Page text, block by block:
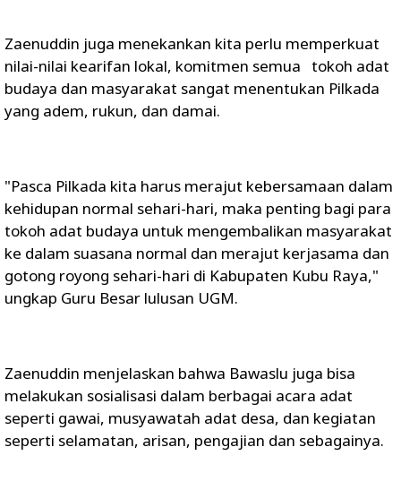
Zaenuddin juga menekankan kita perlu memperkuat
nilai-nilai kearifan lokal, komitmen semua tokoh adat
budaya dan masyarakat sangat menentukan Pilkada
yang adem, rukun, dan damai.
"Pasca Pilkada kita harus merajut kebersamaan dalam
kehidupan normal sehari-hari, maka penting bagi para
tokoh adat budaya untuk mengembalikan masyarakat
ke dalam suasana normal dan merajut kerjasama dan
gotong royong sehari-hari di Kabupaten Kubu Raya,"
ungkap Guru Besar lulusan UGM.
Zaenuddin menjelaskan bahwa Bawaslu juga bisa
melakukan sosialisasi dalam berbagai acara adat
seperti gawai, musyawatah adat desa, dan kegiatan
seperti selamatan, arisan, pengajian dan sebagainya.